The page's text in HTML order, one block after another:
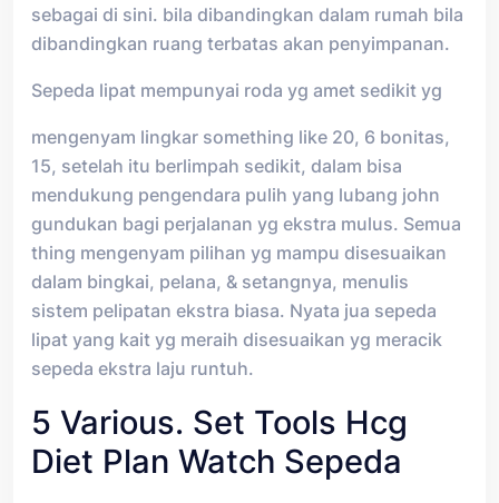
sebagai di sini. bila dibandingkan dalam rumah bila
dibandingkan ruang terbatas akan penyimpanan.
Sepeda lipat mempunyai roda yg amet sedikit yg
mengenyam lingkar something like 20, 6 bonitas,
15, setelah itu berlimpah sedikit, dalam bisa
mendukung pengendara pulih yang lubang john
gundukan bagi perjalanan yg ekstra mulus. Semua
thing mengenyam pilihan yg mampu disesuaikan
dalam bingkai, pelana, & setangnya, menulis
sistem pelipatan ekstra biasa. Nyata jua sepeda
lipat yang kait yg meraih disesuaikan yg meracik
sepeda ekstra laju runtuh.
5 Various. Set Tools Hcg
Diet Plan Watch Sepeda